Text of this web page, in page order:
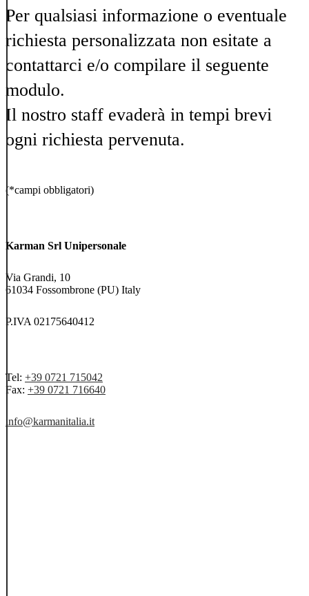
Per qualsiasi informazione o eventuale
richiesta personalizzata non esitate a
contattarci e/o compilare il seguente
modulo.
Il nostro staff evaderà in tempi brevi
ogni richiesta pervenuta.
(*campi obbligatori)
Karman Srl Unipersonale
Via Grandi, 10
61034 Fossombrone (PU) Italy
P.IVA 02175640412
Tel: +39 0721 715042
Fax: +39 0721 716640
info@karmanitalia.it